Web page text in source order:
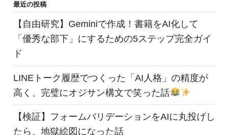
最近の投稿
【自由研究】Geminiで作成！書籍をAI化して
「優秀な部下」にするための5ステップ完全ガイ
ド
LINEトーク履歴でつくった「AI人格」の精度が
高く、完璧にオジサン構文で笑った話
【検証】フォームバリデーションをAIに丸投げし
たら、地獄絵図になった話